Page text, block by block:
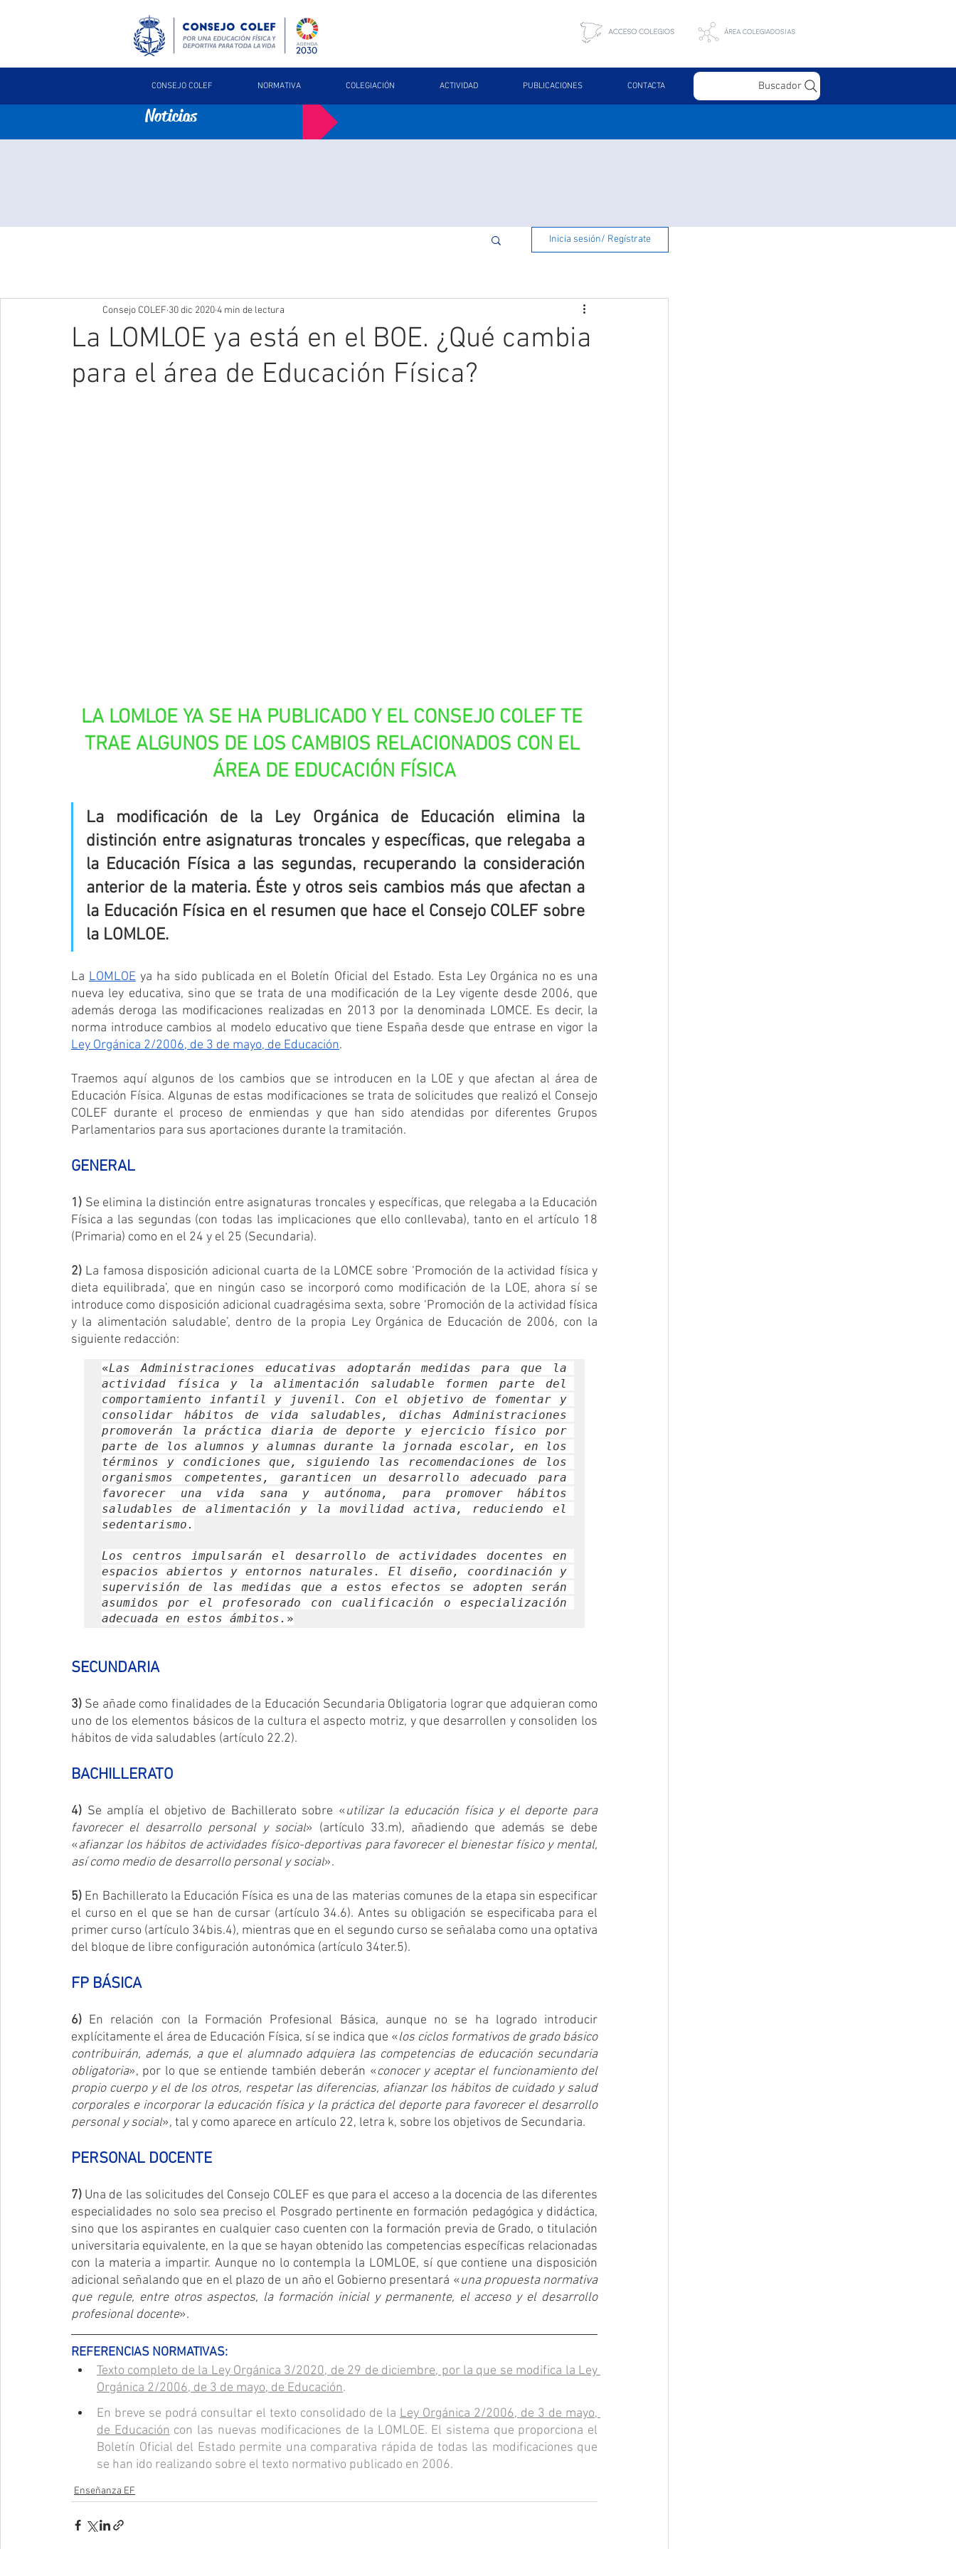
CONSEJO COLEF NORMATIVA COLEGIACIÓN ACTIVIDAD PUBLICACIONES CONTACTA Buscador
Noticias
Inicia sesión/ Regístrate
La LOMLOE ya está en el BOE. ¿Qué cambia
para el área de Educación Física?
Consejo COLEF 30 dic 20204 min de lectura
LA LOMLOE YA SE HA PUBLICADO Y EL CONSEJO COLEF TE
TRAE ALGUNOS DE LOS CAMBIOS RELACIONADOS CON EL
ÁREA DE EDUCACIÓN FÍSICA
La modificación de la Ley Orgánica de Educación elimina la
distinción entre asignaturas troncales y específicas, que relegaba a
la Educación Física a las segundas, recuperando la consideración
anterior de la materia. Éste y otros seis cambios más que afectan a
la Educación Física en el resumen que hace el Consejo COLEF sobre
la LOMLOE.
La LOMLOE ya ha sido publicada en el Boletín Oficial del Estado. Esta Ley Orgánica no es una
nueva ley educativa, sino que se trata de una modificación de la Ley vigente desde 2006, que
además deroga las modificaciones realizadas en 2013 por la denominada LOMCE. Es decir, la
Ley Orgánica 2/2006, de 3 de mayo, de Educación.
Traemos aquí algunos de los cambios que se introducen en la LOE y que afectan al área de
Educación Física. Algunas de estas modificaciones se trata de solicitudes que realizó el Consejo
COLEF durante el proceso de enmiendas y que han sido atendidas por diferentes Grupos
Parlamentarios para sus aportaciones durante la tramitación.
GENERAL
1) Se elimina la distinción entre asignaturas troncales y específicas, que relegaba a la Educación
Física a las segundas (con todas las implicaciones que ello conllevaba), tanto en el artículo 18
(Primaria) como en el 24 y el 25 (Secundaria).
2) La famosa disposición adicional cuarta de la LOMCE sobre ‘Promoción de la actividad física y
dieta equilibrada’, que en ningún caso se incorporó como modificación de la LOE, ahora sí se
introduce como disposición adicional cuadragésima sexta, sobre ‘Promoción de la actividad física
y la alimentación saludable’, dentro de la propia Ley Orgánica de Educación de 2006, con la
siguiente redacción:
«Las Administraciones educativas adoptarán medidas para que la
actividad física y la alimentación saludable formen parte del
comportamiento infantil y juvenil. Con el objetivo de fomentar y
consolidar hábitos de vida saludables, dichas Administraciones
promoverán la práctica diaria de deporte y ejercicio físico por
parte de los alumnos y alumnas durante la jornada escolar, en los
términos y condiciones que, siguiendo las recomendaciones de los
organismos competentes, garanticen un desarrollo adecuado para
favorecer una vida sana y autónoma, para promover hábitos
saludables de alimentación y la movilidad activa, reduciendo el
sedentarismo.
Los centros impulsarán el desarrollo de actividades docentes en
espacios abiertos y entornos naturales. El diseño, coordinación y
supervisión de las medidas que a estos efectos se adopten serán
asumidos por el profesorado con cualificación o especialización
adecuada en estos ámbitos. »
SECUNDARIA
3) Se añade como finalidades de la Educación Secundaria Obligatoria lograr que adquieran como
uno de los elementos básicos de la cultura el aspecto motriz, y que desarrollen y consoliden los
hábitos de vida saludables (artículo 22.2).
BACHILLERATO
4) Se amplía el objetivo de Bachillerato sobre «utilizar la educación física y el deporte para
favorecer el desarrollo personal y social» (artículo 33.m), añadiendo que además se debe
«afianzar los hábitos de actividades físico-deportivas para favorecer el bienestar físico y mental,
así como medio de desarrollo personal y social».
5) En Bachillerato la Educación Física es una de las materias comunes de la etapa sin especificar
el curso en el que se han de cursar (artículo 34.6). Antes su obligación se especificaba para el
primer curso (artículo 34bis.4), mientras que en el segundo curso se señalaba como una optativa
del bloque de libre configuración autonómica (artículo 34ter.5).
FP BÁSICA
6) En relación con la Formación Profesional Básica, aunque no se ha logrado introducir
explícitamente el área de Educación Física, sí se indica que «los ciclos formativos de grado básico
contribuirán, además, a que el alumnado adquiera las competencias de educación secundaria
obligatoria», por lo que se entiende también deberán «conocer y aceptar el funcionamiento del
propio cuerpo y el de los otros, respetar las diferencias, afianzar los hábitos de cuidado y salud
corporales e incorporar la educación física y la práctica del deporte para favorecer el desarrollo
personal y social», tal y como aparece en artículo 22, letra k, sobre los objetivos de Secundaria.
PERSONAL DOCENTE
7) Una de las solicitudes del Consejo COLEF es que para el acceso a la docencia de las diferentes
especialidades no solo sea preciso el Posgrado pertinente en formación pedagógica y didáctica,
sino que los aspirantes en cualquier caso cuenten con la formación previa de Grado, o titulación
universitaria equivalente, en la que se hayan obtenido las competencias específicas relacionadas
con la materia a impartir. Aunque no lo contempla la LOMLOE, sí que contiene una disposición
adicional señalando que en el plazo de un año el Gobierno presentará «una propuesta normativa
que regule, entre otros aspectos, la formación inicial y permanente, el acceso y el desarrollo
profesional docente».
REFERENCIAS NORMATIVAS:
Texto completo de la Ley Orgánica 3/2020, de 29 de diciembre, por la que se modifica la Ley
Orgánica 2/2006, de 3 de mayo, de Educación.
En breve se podrá consultar el texto consolidado de la Ley Orgánica 2/2006, de 3 de mayo,
de Educación con las nuevas modificaciones de la LOMLOE. El sistema que proporciona el
Boletín Oficial del Estado permite una comparativa rápida de todas las modificaciones que
se han ido realizando sobre el texto normativo publicado en 2006.
Enseñanza EF